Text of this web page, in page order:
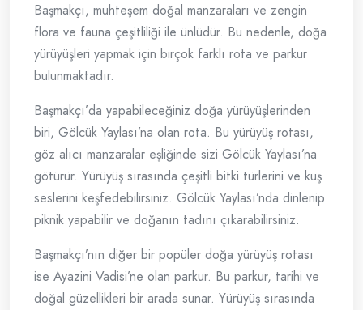
Başmakçı, muhteşem doğal manzaraları ve zengin
flora ve fauna çeşitliliği ile ünlüdür. Bu nedenle, doğa
yürüyüşleri yapmak için birçok farklı rota ve parkur
bulunmaktadır.
Başmakçı’da yapabileceğiniz doğa yürüyüşlerinden
biri, Gölcük Yaylası’na olan rota. Bu yürüyüş rotası,
göz alıcı manzaralar eşliğinde sizi Gölcük Yaylası’na
götürür. Yürüyüş sırasında çeşitli bitki türlerini ve kuş
seslerini keşfedebilirsiniz. Gölcük Yaylası’nda dinlenip
piknik yapabilir ve doğanın tadını çıkarabilirsiniz.
Başmakçı’nın diğer bir popüler doğa yürüyüş rotası
ise Ayazini Vadisi’ne olan parkur. Bu parkur, tarihi ve
doğal güzellikleri bir arada sunar. Yürüyüş sırasında